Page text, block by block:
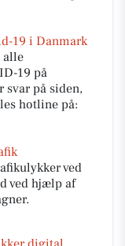
19 i Danmark
alle
19 på
på siden,
hotline på:
ved
ved hjælp af